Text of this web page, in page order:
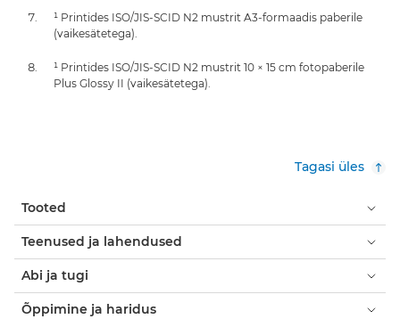
¹ Printides ISO/JIS-SCID N2 mustrit A3-formaadis paberile
(vaikesätetega).
¹ Printides ISO/JIS-SCID N2 mustrit 10 × 15 cm fotopaberile
Plus Glossy II (vaikesätetega).
Tagasi üles
Tooted
Teenused ja lahendused
Abi ja tugi
Õppimine ja haridus